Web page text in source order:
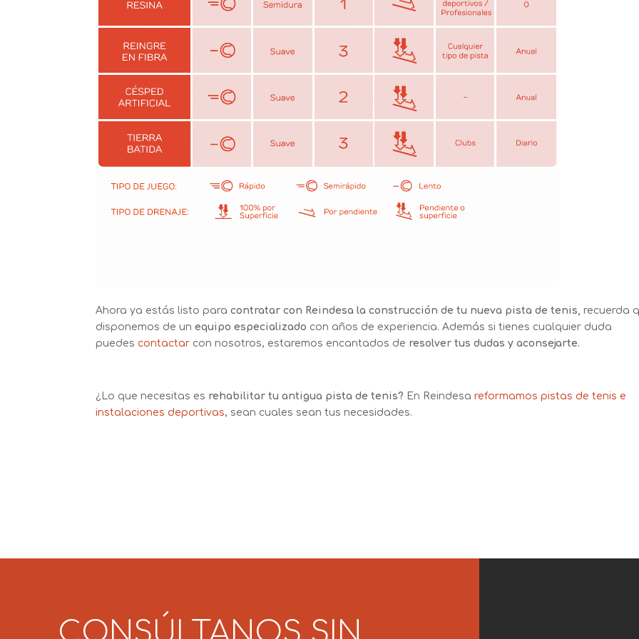
Ahora ya estás listo paracontratar con Reindesa la construcción de tu nueva pista de tenis, recuerda
disponemos de unequipo especializado con años de experiencia. Además si tienes cualquier duda
puedes contactar con nosotros, estaremos encantados de resolver tus dudas y aconsejarte.
¿Lo que necesitas es rehabilitar tu antigua pista de tenis? En Reindesareformamos pistas de tenis e
instalaciones deportivas, sean cuales sean tus necesidades.